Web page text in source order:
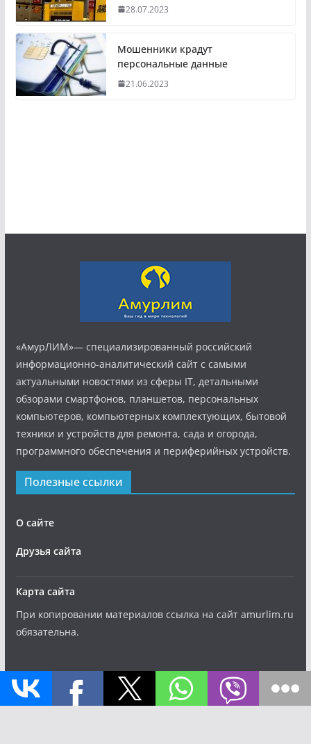
28.07.2023
Мошенники крадут
персональные данные
21.06.2023
«АмурЛИМ»— специализированный российский
информационно-аналитический сайт с самыми
актуальными новостями из сферы IT, детальными
обзорами смартфонов, планшетов, персональных
компьютеров, компьютерных комплектующих, бытовой
техники и устройств для ремонта, сада и огорода,
программного обеспечения и периферийных устройств.
Полезные ссылки
О сайте
Друзья сайта
Карта сайта
При копировании материалов ссылка на сайт amurlim.ru
обязательна.